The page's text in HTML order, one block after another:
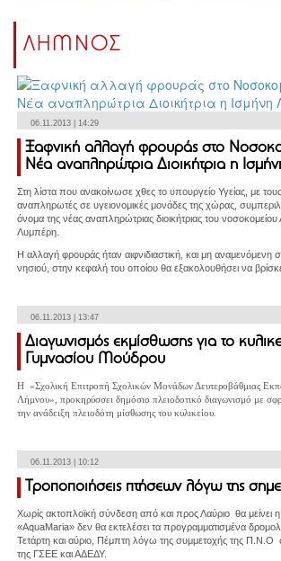
ΛΗΜΝΟΣ
06.11.2013 | 14:29
Ξαφνική αλλαγή φρουράς στο
Νέα αναπληρώτρια Διοικήτρια η
Στη λίστα που ανακοίνωσε χθες το υπουργείο Υγείας, με τους
αναπληρωτές σε υγειονομικές μονάδες της χώρας,
όνομα της νέας αναπληρώτριας διοικήτριας του
Λυμπέρη.
Η αλλαγή φρουράς ήταν αιφνιδιαστική, και μη αναμενόμενη
νησιού, στην κεφαλή του οποίου θα εξακολουθήσει να
06.11.2013 | 13:47
Διαγωνισμός εκμίσθωσης για το
Γυμνασίου Μούδρου
Η «Σχολική Επιτροπή Σχολικών Μονάδων Δευτεροβάθμιας
Λήμνου», προκηρύσσει δημόσιο πλειοδοτικό διαγωνισμό με
την ανάδειξη πλειοδότη μίσθωσης του κυλικείου.
06.11.2013 | 10:12
Τροποποιήσεις πτήσεων λόγω της
Χωρίς ακτοπλοϊκή σύνδεση από και προς Λαύριο θα μείνει
«AquaMaria» δεν θα εκτελέσει τα προγραμματισμένα
Τετάρτη και αύριο, Πέμπτη λόγω της συμμετοχής της Π.Ν.Ο
της ΓΣΕΕ και ΑΔΕΔΥ.